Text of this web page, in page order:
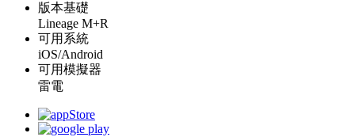
版本基礎
Lineage M+R
可用系統
iOS/Android
可用模擬器
雷電